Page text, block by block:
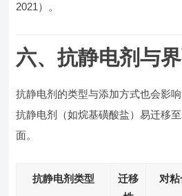
2021）。
六、抗静电剂与
抗静电剂的类型与添加方式也会影
抗静电剂（如烷基磺酸盐）易迁移
面。
抗静电剂类型
迁移
对